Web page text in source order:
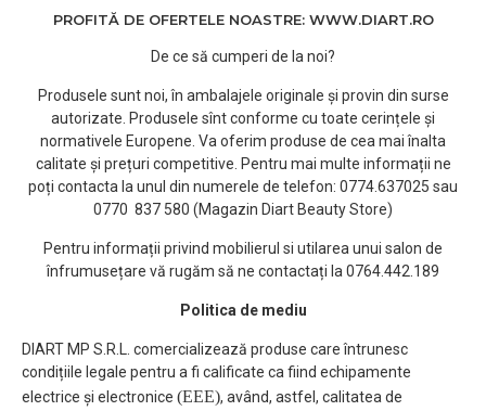
recomanda utilizarea de
instrumente din metal.
PERLAT CENDRE 12/89
PROFITĂ DE OFERTELE NOASTRE: WWW.DIART.RO
De ce să cumperi de la noi?
Produsele sunt noi, în ambalajele originale și provin din surse
autorizate. Produsele sînt conforme cu toate cerințele și
normativele Europene. Va oferim produse de cea mai înalta
calitate și prețuri competitive. Pentru mai multe informații ne
poți contacta la unul din numerele de telefon: 0774.637025 sau
0770 837 580 (Magazin Diart Beauty Store)
Pentru informații privind mobilierul si utilarea unui salon de
înfrumusețare vă rugăm să ne contactați la 0764.442.189
Politica de mediu
DIART MP S.R.L. comercializează produse care întrunesc
condițiile legale pentru a fi calificate ca fiind echipamente
electrice și electronice (EEE), având, astfel, calitatea de